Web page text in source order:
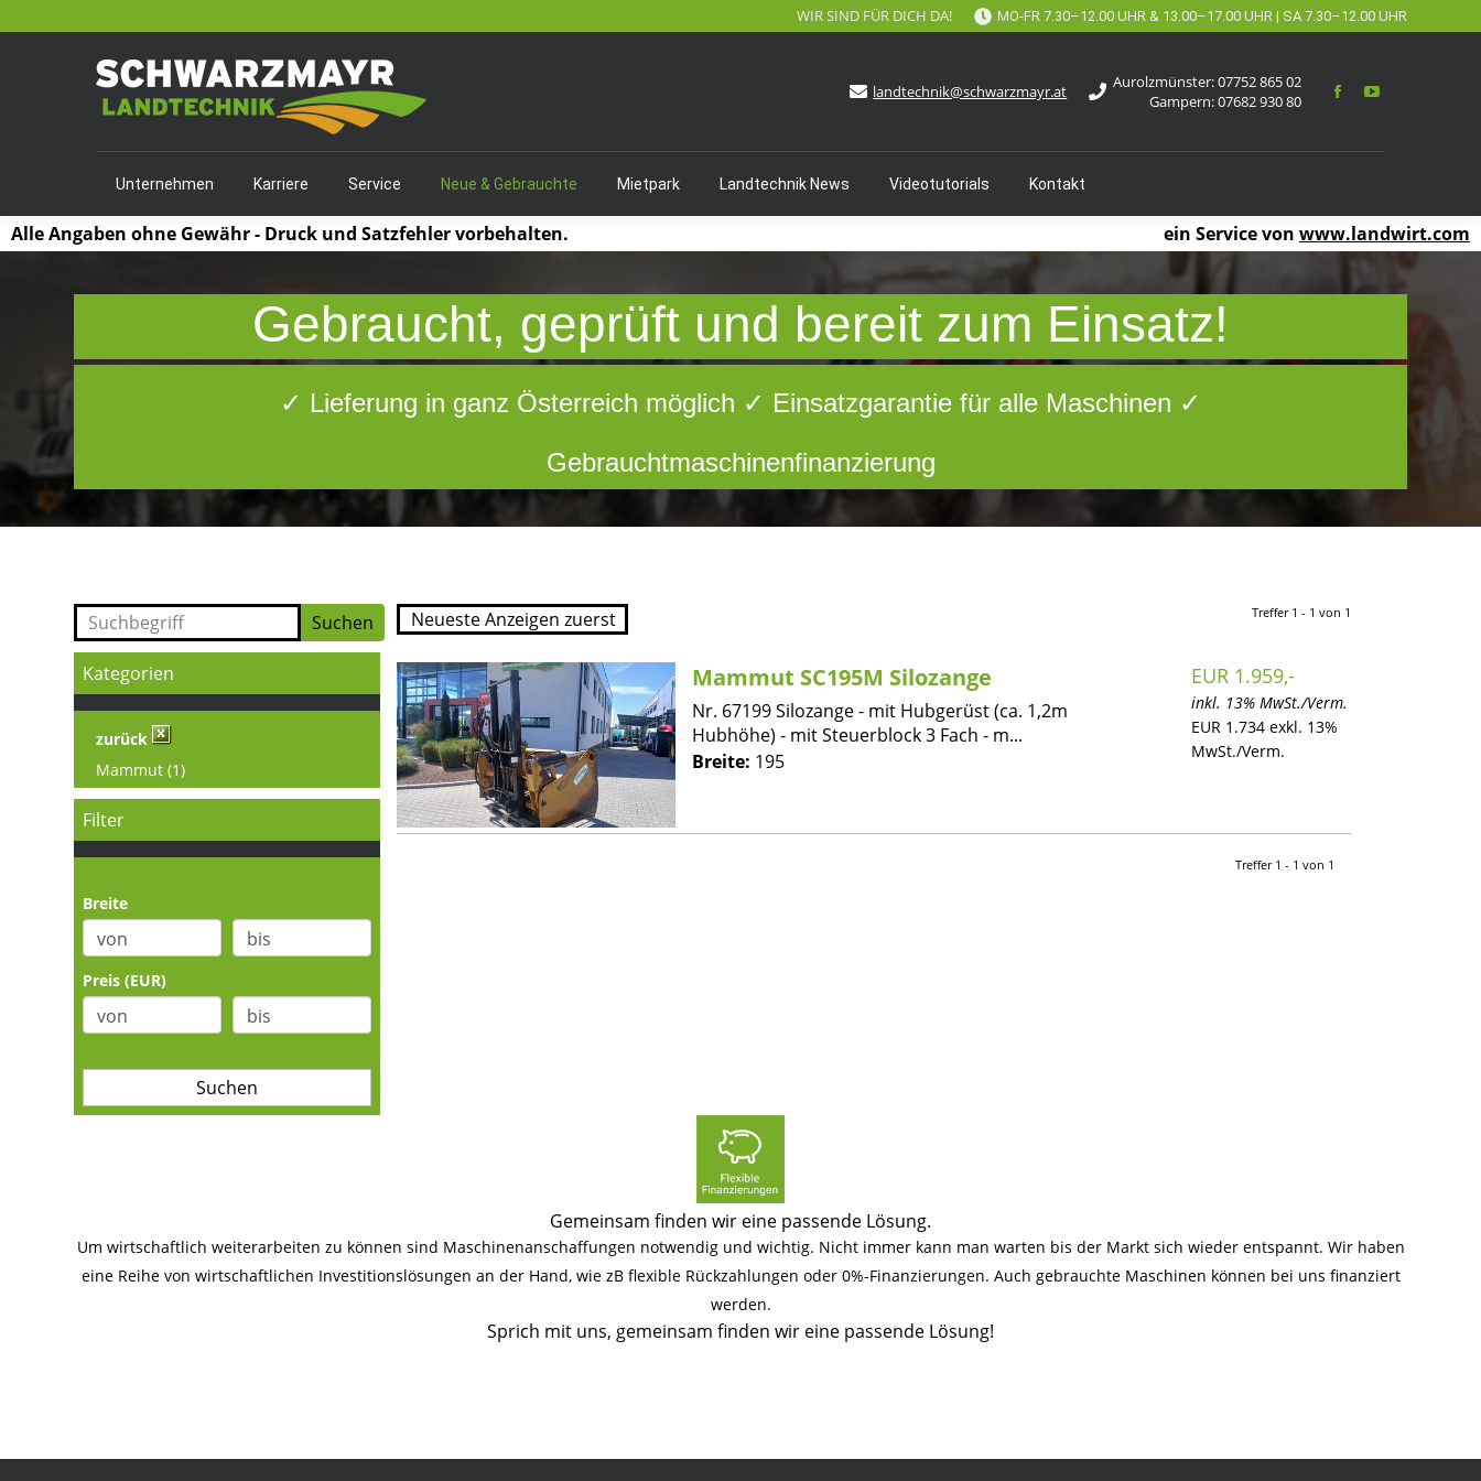
WIR SIND FÜR DICH DA! MO-FR 7.30–12.00 UHR & 13.00–17.00 UHR | SA 7.30–12.00 UHR
landtechnik@schwarzmayr.at Aurolzmünster:07752 865 02
Gampern:07682 930 80
Unternehmen Karriere Service Neue & Gebrauchte Mietpark Landtechnik News Videotutorials Kontakt
Gebraucht, geprüft und bereit zum Einsatz!
✓ Lieferung in ganz Österreich möglich ✓ Einsatzgarantie für alle Maschinen ✓
Gebrauchtmaschinenfinanzierung
Kategorien
zurück
Mammut (1)
Filter
Breite
Preis (EUR)
Treffer 1 - 1 von 1
Mammut SC195M Silozange
Nr. 67199 Silozange - mit Hubgerüst (ca. 1,2m
Hubhöhe) - mit Steuerblock 3 Fach - m...
Breite: 195
EUR 1.959,-
inkl. 13% MwSt./Verm.
EUR 1.734 exkl. 13%
MwSt./Verm.
Treffer 1 - 1 von 1
Gemeinsam finden wir eine passende Lösung.
Um wirtschaftlich weiterarbeiten zu können sind Maschinenanschaffungen notwendig und wichtig. Nicht immer kann man warten bis der Markt sich wieder entspannt. Wir haben
eine Reihe von wirtschaftlichen Investitionslösungen an der Hand, wie zB flexible Rückzahlungen oder 0%-Finanzierungen. Auch gebrauchte Maschinen können bei uns finanziert
werden.
Sprich mit uns, gemeinsam finden wir eine passende Lösung!
Alle Angaben ohne Gewähr - Druck und Satzfehler vorbehalten. ein Service von www.landwirt.com